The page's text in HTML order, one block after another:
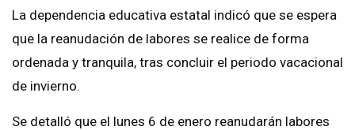
La dependencia educativa estatal indicó que se espera
que la reanudación de labores se realice de forma
ordenada y tranquila, tras concluir el periodo vacacional
de invierno.
Se detalló que el lunes 6 de enero reanudarán labores